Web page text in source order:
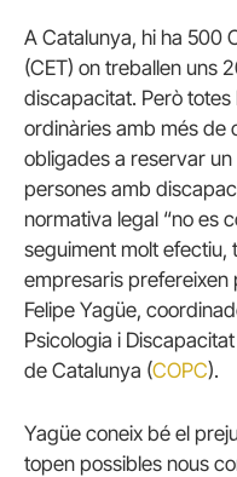
A Catalunya, hi ha 500
(CET) on treballen uns
discapacitat. Però
ordinàries amb més de
obligades a reservar
persones amb
normativa legal “no es
seguiment molt efectiu,
empresaris prefereixen
Felipe Yagüe,
Psicologia i
de Catalunya (COPC).
Yagüe coneix bé el
topen possibles nous